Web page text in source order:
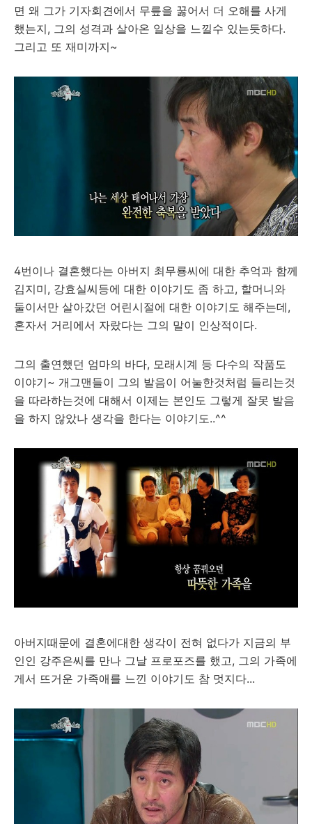
면 왜 그가 기자회견에서 무릎을 꿇어서 더 오해를 사게
했는지, 그의 성격과 살아온 일상을 느낄수 있는듯하다.
그리고 또 재미까지~
4번이나 결혼했다는 아버지 최무룡씨에 대한 추억과 함께
김지미, 강효실씨등에 대한 이야기도 좀 하고, 할머니와
둘이서만 살아갔던 어린시절에 대한 이야기도 해주는데,
혼자서 거리에서 자랐다는 그의 말이 인상적이다.
그의 출연했던 엄마의 바다, 모래시계 등 다수의 작품도
이야기~ 개그맨들이 그의 발음이 어눌한것처럼 들리는것
을 따라하는것에 대해서 이제는 본인도 그렇게 잘못 발음
을 하지 않았나 생각을 한다는 이야기도..^^
아버지때문에 결혼에대한 생각이 전혀 없다가 지금의 부
인인 강주은씨를 만나 그날 프로포즈를 했고, 그의 가족에
게서 뜨거운 가족애를 느낀 이야기도 참 멋지다...